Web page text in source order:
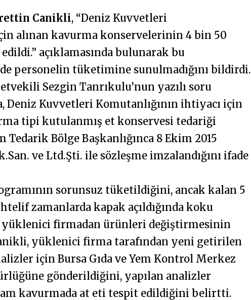
Canikli, “Deniz Kuvvetleri
alınan kavurma konservelerinin 4 bin 50
açıklamasında bulunarak bu
personelin tüketimine sunulmadığını bildirdi.
Sezgin Tanrıkulu’nun yazılı soru
Deniz Kuvvetleri Komutanlığının ihtiyacı için
tipi kutulanmış et konservesi tedariği
Tedarik Bölge Başkanlığınca 8 Ekim 2015
ve Ltd.Şti. ile sözleşme imzalandığını ifade
sorunsuz tüketildiğini, ancak kalan 5
zamanlarda kapak açıldığında koku
firmadan ürünleri değiştirmesinin
yüklenici firma tarafından yeni getirilen
için Bursa Gıda ve Yem Kontrol Merkez
gönderildiğini, yapılan analizler
kavurmada at eti tespit edildiğini belirtti.